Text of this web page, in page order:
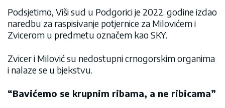
Podsjetimo, Viši sud u Podgorici je 2022. godine izdao
naredbu za raspisivanje potjernice za Milovićem i
Zvicerom u predmetu označem kao SKY.
Zvicer i Milović su nedostupni crnogorskim organima
i nalaze se u bjekstvu.
“Bavićemo se krupnim ribama, a ne ribicama”